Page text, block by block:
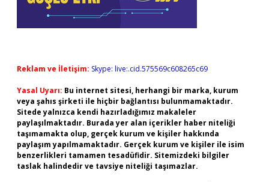
Reklam ve İletişim: Skype: live:.cid.575569c608265c69
Yasal Uyarı: Bu internet sitesi, herhangi bir marka, kurum
veya şahıs şirketi ile hiçbir bağlantısı bulunmamaktadır.
Sitede yalnızca kendi hazırladığımız makaleler
paylaşılmaktadır. Burada yer alan içerikler haber niteliği
taşımamakta olup, gerçek kurum ve kişiler hakkında
paylaşım yapılmamaktadır. Gerçek kurum ve kişiler ile isim
benzerlikleri tamamen tesadüfidir. Sitemizdeki bilgiler
taslak halindedir ve tavsiye niteliği taşımazlar.